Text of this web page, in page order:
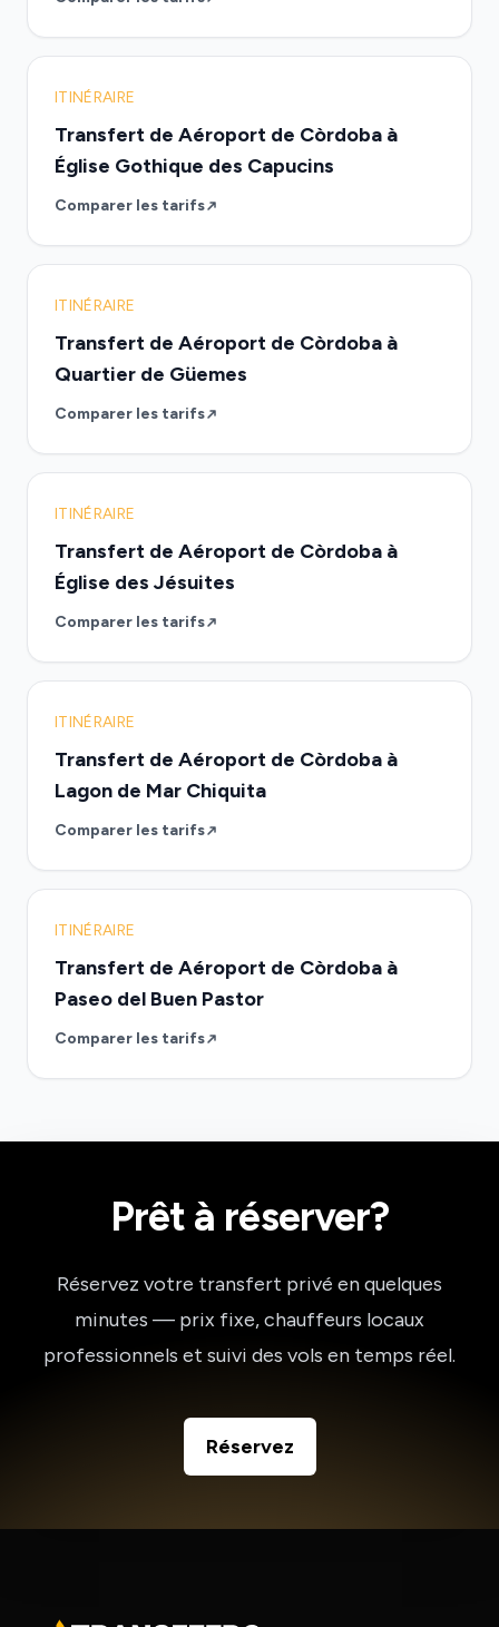
ITINÉRAIRE
Transfert de Aéroport de Còrdoba à
Église Gothique des Capucins
Comparer les tarifs
ITINÉRAIRE
Transfert de Aéroport de Còrdoba à
Quartier de Güemes
Comparer les tarifs
ITINÉRAIRE
Transfert de Aéroport de Còrdoba à
Église des Jésuites
Comparer les tarifs
ITINÉRAIRE
Transfert de Aéroport de Còrdoba à
Lagon de Mar Chiquita
Comparer les tarifs
ITINÉRAIRE
Transfert de Aéroport de Còrdoba à
Paseo del Buen Pastor
Comparer les tarifs
Prêt à réserver?
Réservez votre transfert privé en quelques
minutes — prix fixe, chauffeurs locaux
professionnels et suivi des vols en temps réel.
Réservez